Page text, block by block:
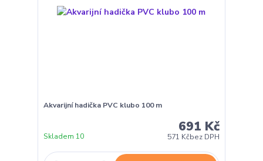
Akvarijní hadička PVC klubo 100 m
691 Kč
571 Kčbez DPH
Skladem 10